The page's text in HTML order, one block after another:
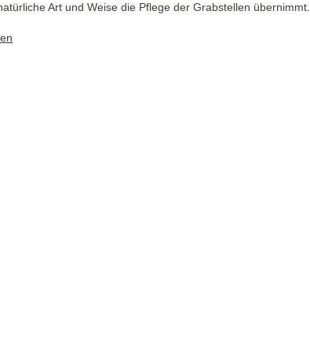
Art und Weise die Pflege der Grabstellen übernimmt.